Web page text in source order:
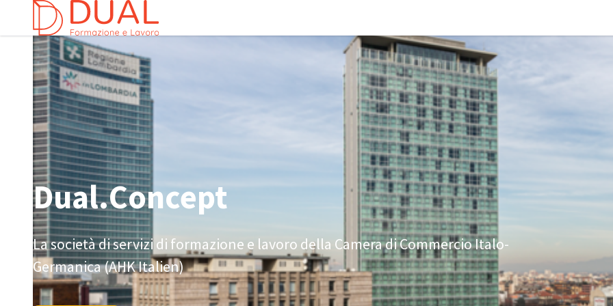
Dual.Concept
Dual.Concept
La società di servizi di formazione e lavoro della Camera di Commercio Italo-
Germanica (AHK Italien)